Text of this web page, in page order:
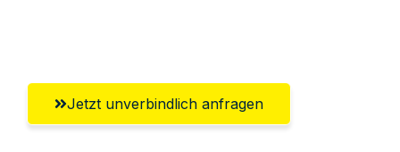
Jetzt unverbindlich anfragen